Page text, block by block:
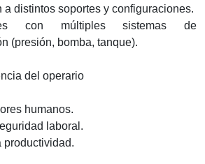
a distintos soportes y configuraciones.
con múltiples sistemas de
(presión, bomba, tanque).
del operario
humanos.
laboral.
productividad.